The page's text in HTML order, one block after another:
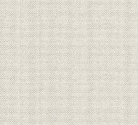
歴代役員任期一覧 明治40年4
売上高・利益の推移 明治40年6
売上高・利益の推移 昭和51年4